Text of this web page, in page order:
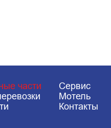
части
Сервис
Мотель
Контакты